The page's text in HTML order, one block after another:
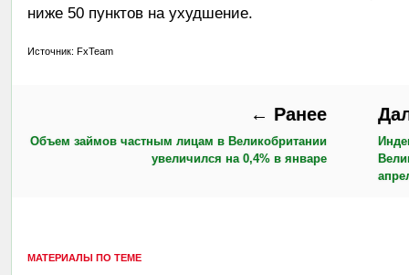
ниже 50 пунктов на ухудшение.
Источник: FxTeam
← Ранее
Объем займов частным лицам в Великобритании
увеличился на 0,4% в январе
МАТЕРИАЛЫ ПО ТЕМЕ